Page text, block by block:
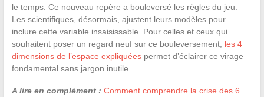
le temps. Ce nouveau repère a bouleversé les règles du jeu.
Les scientifiques, désormais, ajustent leurs modèles pour
inclure cette variable insaisissable. Pour celles et ceux qui
souhaitent poser un regard neuf sur ce bouleversement, les 4
dimensions de l’espace expliquéespermet d’éclairer ce virage
fondamental sans jargon inutile.
A lire en complément : Comment comprendre la crise des 6